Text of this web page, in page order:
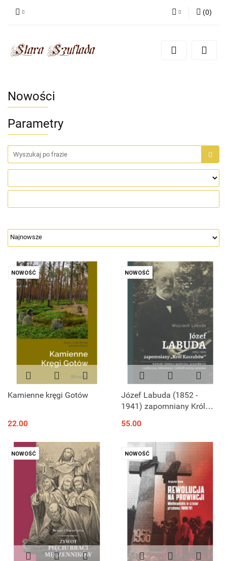
Zarejestruj się
(0)
Nowości
Parametry
NOWOŚĆ
Kamienne kręgi Gotów
22.00
NOWOŚĆ
Józef Labuda (1852 -
1941) zapomniany Król
działacz społeczny,
gospodarczy i polityczny,
bibliotekarz...
55.00
NOWOŚĆ NOWOŚĆ